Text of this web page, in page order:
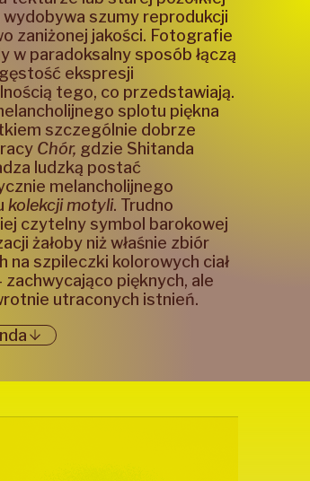
szumy reprodukcji
zaniżonej jakości. Fotografie
w paradoksalny sposób łączą
ekspresji
tego, co przedstawiają.
splotu piękna
szczególnie dobrze
Chór, gdzie Shitanda
ludzką postać
melancholijnego
kolekcji motyli. Trudno
czytelny symbol barokowej
żałoby niż właśnie zbiór
na szpileczki kolorowych ciał
zachwycająco pięknych, ale
utraconych istnień.